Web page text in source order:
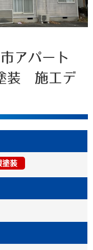
アパート
装 施工デ
塗装